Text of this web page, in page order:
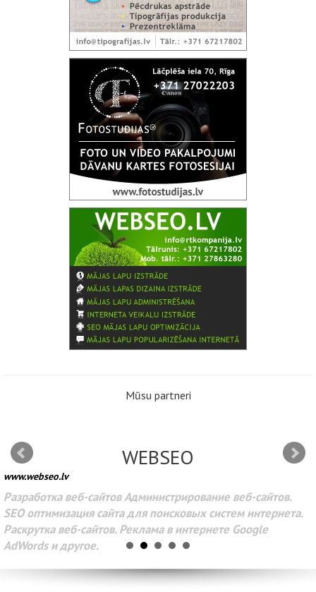
Mūsu partneri
WEBSEO
www.webseo.lv
Разработка веб-сайтов Администрирование веб-сайтов.
SEO оптимизация сайта для поисковых систем интернета.
Раскрутка веб-сайтов. Реклама в интернете Google
AdWords и другое.